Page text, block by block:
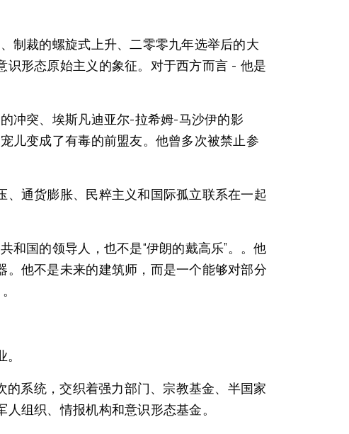
制裁的螺旋式上升、二零零九年选举后的大
形态原始主义的象征。对于西方而言 - 他是
冲突、埃斯凡迪亚尔-拉希姆-马沙伊的影
儿变成了有毒的前盟友。他曾多次被禁止参
通货膨胀、民粹主义和国际孤立联系在一起
国的领导人，也不是“伊朗的戴高乐”。。他
他不是未来的建筑师，而是一个能够对部分
系统，交织着强力部门、宗教基金、半国家
组织、情报机构和意识形态基金。